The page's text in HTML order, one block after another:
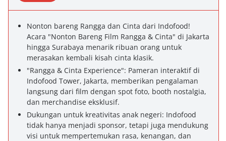
Nonton bareng Rangga dan Cinta dari Indofood!
Acara "Nonton Bareng Film Rangga & Cinta" di Jakarta
hingga Surabaya menarik ribuan orang untuk
merasakan kembali kisah cinta klasik.
"Rangga & Cinta Experience": Pameran interaktif di
Indofood Tower, Jakarta, memberikan pengalaman
langsung dari film dengan spot foto, booth nostalgia,
dan merchandise eksklusif.
Dukungan untuk kreativitas anak negeri: Indofood
tidak hanya menjadi sponsor, tetapi juga mendukung
visi untuk mempertemukan rasa, kenangan, dan